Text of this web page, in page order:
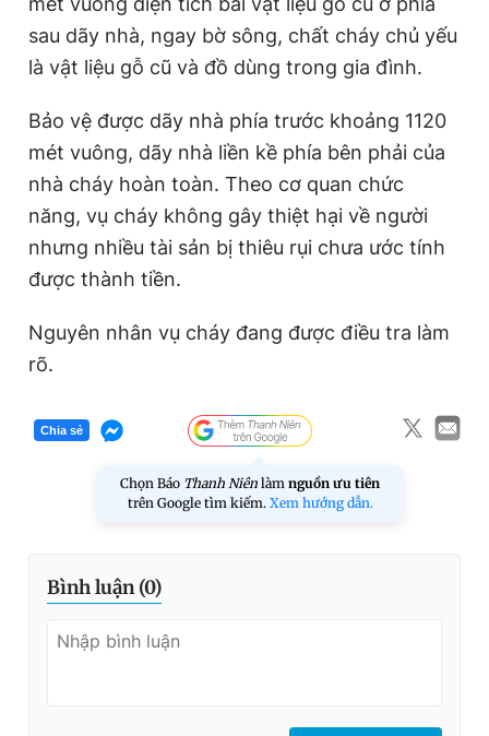
i
e
sau dãy nhà, ngay bờ sông, chất cháy chủ yếu
là vật liệu gỗ cũ và đồ dùng trong gia đình.
Bảo vệ được dãy nhà phía trước khoảng 1120
mét vuông, dãy nhà liền kề phía bên phải của
nhà cháy hoàn toàn. Theo cơ quan chức
năng, vụ cháy không gây thiệt hại về người
nhưng nhiều tài sản bị thiêu rụi chưa ước tính
được thành tiền.
Nguyên nhân vụ cháy đang được điều tra làm
rõ.
Chia sẻ
Chọn Báo Thanh Niên làm nguồn ưu tiên
trên Google tìm kiếm. Xem hướng dẫn.
Bình luận (0)